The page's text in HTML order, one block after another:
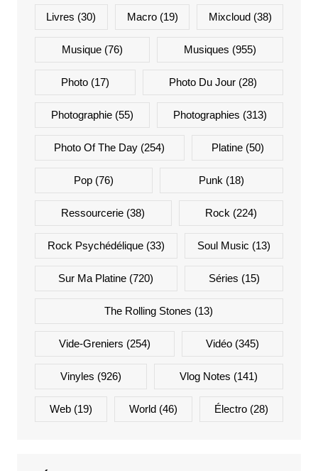
Livres (30) Macro(19) Mixcloud(38)
Musique(76) Musiques (955)
Photo(17) Photo Du Jour (28)
Photographie(55) Photographies (313)
Photo Of The Day (254) Platine(50)
Pop(76) Punk (18)
Ressourcerie (38) Rock (224)
Rock Psychédélique(33) Soul Music (13)
Sur Ma Platine (720) Séries (15)
The Rolling Stones (13)
Vide-Greniers (254) Vidéo (345)
Vinyles (926) Vlog Notes (141)
Web(19) World (46) Électro (28)